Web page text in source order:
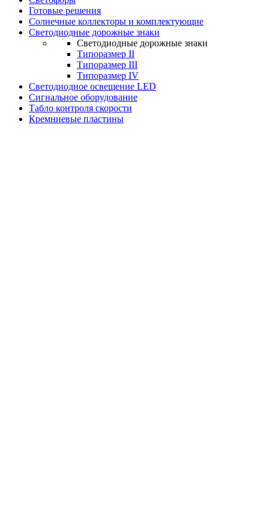
Готовые решения
Солнечные коллекторы и комплектующие
Светодиодные дорожные знаки
Светодиодные дорожные знаки
Типоразмер II
Типоразмер III
Типоразмер IV
Светодиодное освещение LED
Сигнальное оборудование
Табло контроля скорости
Кремниевые пластины